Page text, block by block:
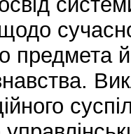
предмета